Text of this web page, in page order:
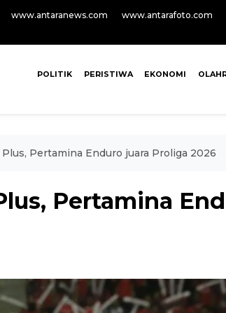
www.antaranews.com
www.antarafoto.com
POLITIK PERISTIWA EKONOMI
Pertamina Enduro juara Proliga 2026
Pertamina